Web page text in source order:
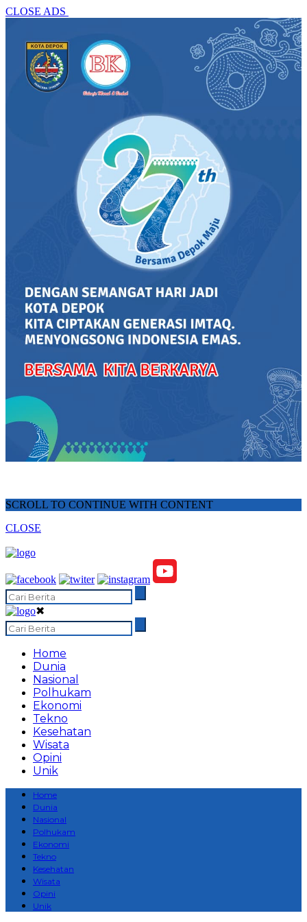
CLOSE ADS
SCROLL TO CONTINUE WITH CONTENT
CLOSE
✖
Home
Dunia
Nasional
Polhukam
Ekonomi
Tekno
Kesehatan
Wisata
Opini
Unik
Home
Dunia
Nasional
Polhukam
Ekonomi
Tekno
Kesehatan
Wisata
Opini
Unik